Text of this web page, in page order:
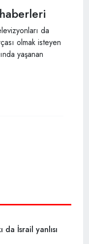
da
olmak isteyen
yaşanan
İsrail yanlısı